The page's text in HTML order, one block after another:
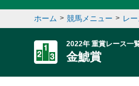
ホーム > 競馬メニュー > レ
2022年 重賞レース一
金鯱賞